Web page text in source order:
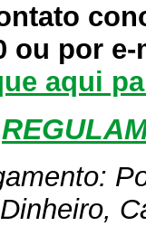
ou por
aqui